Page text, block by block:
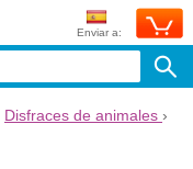
Enviar a:
Disfraces de animales ›